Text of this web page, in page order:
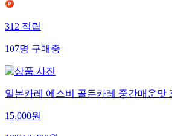
312적립
107명구매중
일본카레 에스비 골든카레 중간매운맛
15,000원